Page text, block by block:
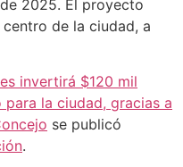
2025. El proyecto
de la ciudad, a
invertirá $120 mil
la ciudad, gracias a
se publicó
.